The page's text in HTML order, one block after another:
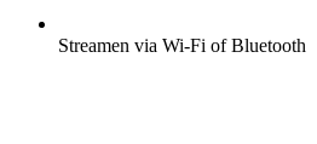
Streamen via Wi-Fi of Bluetooth